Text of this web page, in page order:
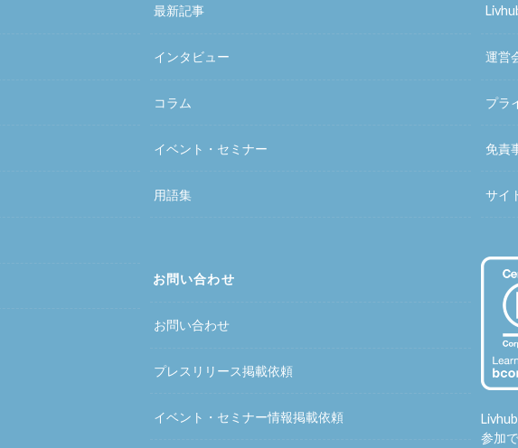
最新記事
インタビュー
コラム
イベント・セミナー
用語集
お問い合わせ
お問い合わせ
プレスリリース掲載依頼
イベント・セミナー情報掲載依頼
運営
プラ
免責
サイ
参加